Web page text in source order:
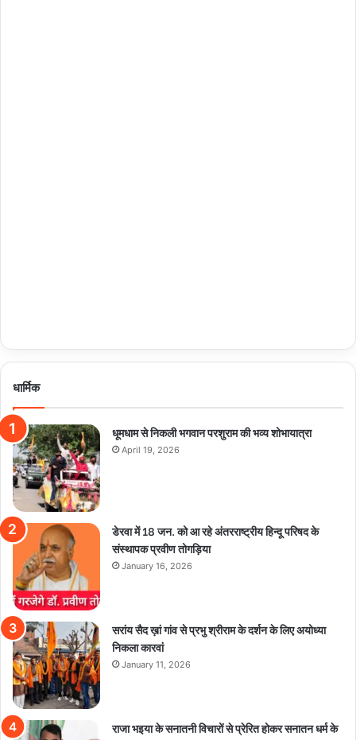
धार्मिक
धूमधाम से निकली भगवान परशुराम की भव्य शोभायात्रा
April 19, 2026
डेरवा में 18 जन. को आ रहे अंतरराष्ट्रीय हिन्दू परिषद के
संस्थापक प्रवीण तोगड़िया
January 16, 2026
सरांय सैद ख़ां गांव से प्रभु श्रीराम के दर्शन के लिए अयोध्या
निकला कारवां
January 11, 2026
राजा भइया के सनातनी विचारों से प्रेरित होकर सनातन धर्म के